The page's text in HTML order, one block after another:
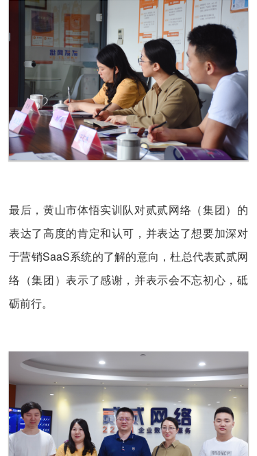
最后，黄山市体悟实训队对贰贰网络（集团）的
表达了高度的肯定和认可，并表达了想要加深对
于营销SaaS系统的了解的意向，杜总代表贰贰网
络（集团）表示了感谢，并表示会不忘初心，砥
砺前行。